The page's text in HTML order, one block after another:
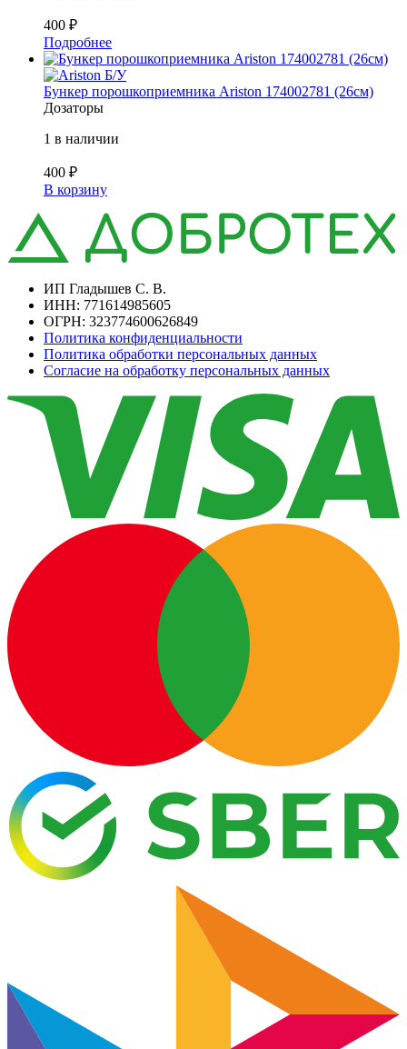
400 ₽
Подробнее
Б/У
Бункер порошкоприемника Ariston 174002781 (26см)
Дозаторы
1 в наличии
400 ₽
В корзину
ИП Гладышев С. В.
ИНН: 771614985605
ОГРН: 323774600626849
Политика конфиденциальности
Политика обработки персональных данных
Согласие на обработку персональных данных